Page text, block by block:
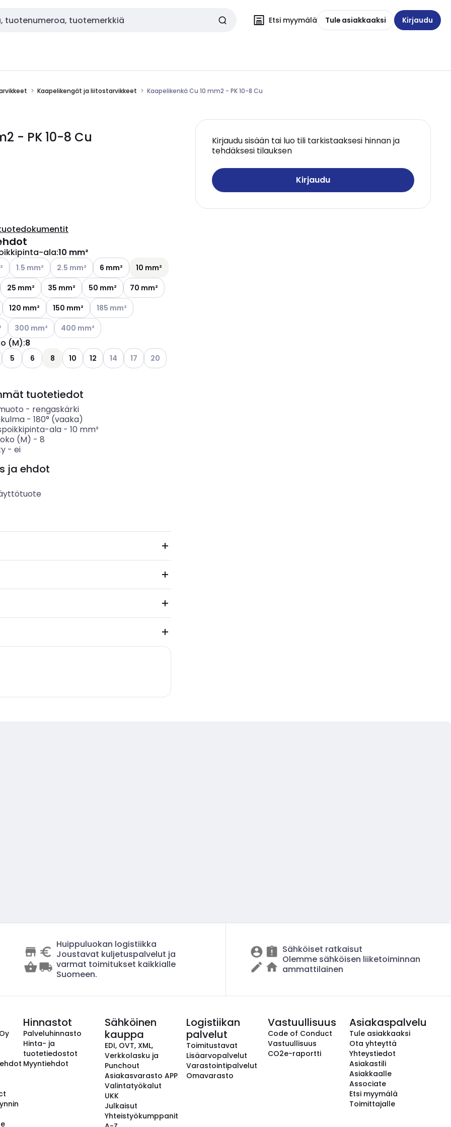
Etsi myymälä Tule asiakkaaksi Kirjaudu
Kaapelikengät ja liitostarvikkeet Kaapelikenkä Cu 10 mm2 - PK 10-8 Cu
- PK 10-8 Cu
Kirjaudu sisään tai luo tili tarkistaaksesi hinnan ja
tehdäksesi tilauksen
Kirjaudu
ala:10 mm²
olevat vaihtoehdot
Katso käytettävissä olevat vaihtoehdot
1.5 mm² Katso käytettävissä olevat vaihtoehdot
2.5 mm² 6 mm²
10 mm²
25 mm²
35 mm² 50 mm²
70 mm²
120 mm²
150 mm² Katso käytettävissä olevat vaihtoehdot
185 mm²
olevat vaihtoehdot
Katso käytettävissä olevat vaihtoehdot
300 mm² Katso käytettävissä olevat vaihtoehdot
400 mm²
(M):8
olevat vaihtoehdot
käytettävissä olevat vaihtoehdot
5 6 8 10 12 Katso käytettävissä olevat vaihtoehdot
14 Katso käytettävissä olevat vaihtoehdot
17 Katso käytettävissä olevat vaihtoehdot
20
tuotetiedot
- rengaskärki
- 180° (vaaka)
ala- 10 mm²
(M) - 8
- ei
ja ehdot
Huippuluokan logistiikka
Joustavat kuljetuspalvelut ja
varmat toimitukset kaikkialle
Suomeen.
Sähköiset ratkaisut
Olemme sähköisen liiketoiminnan
ammattilainen
Hinnastot
Palveluhinnasto
Hinta- ja
tuotetiedostot
Myyntiehdot
Sähköinen
kauppa
EDI, OVT, XML,
Verkkolasku ja
Punchout
Asiakasvarasto APP
Valintatyökalut
UKK
Julkaisut
Yhteistyökumppanit
Logistiikan
palvelut
Toimitustavat
Lisäarvopalvelut
Varastointipalvelut
Omavarasto
Vastuullisuus
Code of Conduct
Vastuullisuus
CO2e-raportti
Asiakaspalvelu
Tule asiakkaaksi
Ota yhteyttä
Yhteystiedot
Asiakastili
Asiakkaalle
Associate
Etsi myymälä
Toimittajalle